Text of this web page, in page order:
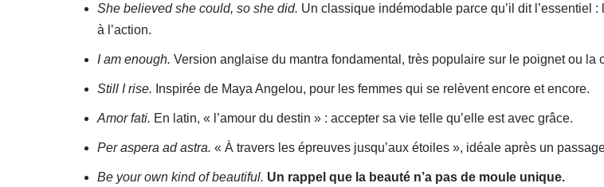
She believed she could, so she did. Un classique indémodable parce qu’il dit l’essentiel
à l’action.
I am enough. Version anglaise du mantra fondamental, très populaire sur le poignet ou la
Still I rise. Inspirée de Maya Angelou, pour les femmes qui se relèvent encore et encore.
Amor fati. En latin, « l’amour du destin » : accepter sa vie telle qu’elle est avec grâce.
Per aspera ad astra. « À travers les épreuves jusqu’aux étoiles », idéale après un
Be your own kind of beautiful. Un rappel que la beauté n’a pas de moule unique.